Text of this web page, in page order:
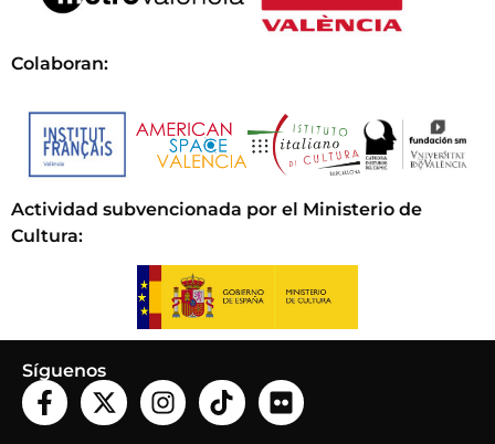
Colaboran:
Actividad subvencionada por el Ministerio de
Cultura:
Síguenos